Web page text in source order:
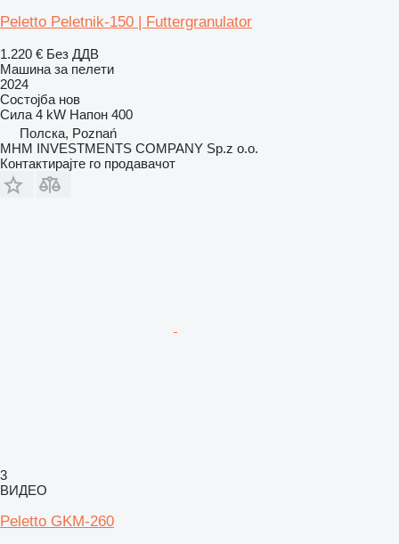
Peletto Peletnik-150 | Futtergranulator
1.220 € Без ДДВ
Машина за пелети
2024
Состојба нов
Сила 4 kW Напон 400
Полска, Poznań
MHM INVESTMENTS COMPANY Sp.z o.o.
Контактирајте го продавачот
3
ВИДЕО
Peletto GKM-260